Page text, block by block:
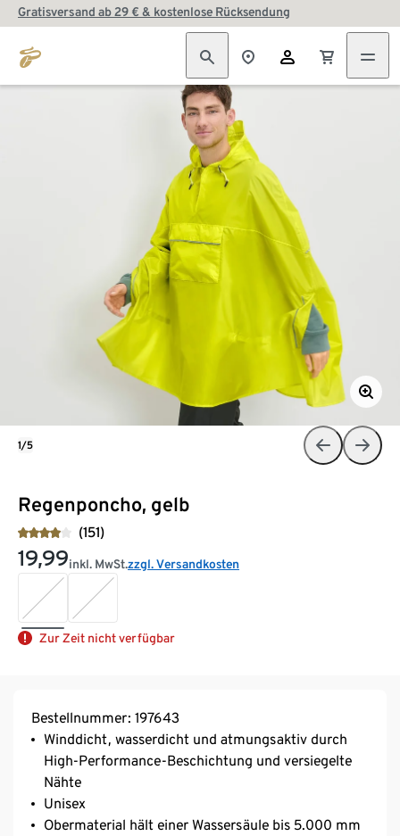
Gratisversand ab 29 € & kostenlose Rücksendung
Regenponcho, gelb
(151)
19,99inkl. MwSt.zzgl. Versandkosten
Zur Zeit nicht verfügbar
1/5
Bestellnummer: 197643
Winddicht, wasserdicht und atmungsaktiv durch
High-Performance-Beschichtung und versiegelte
Nähte
Unisex
Obermaterial hält einer Wassersäule bis 5.000 mm